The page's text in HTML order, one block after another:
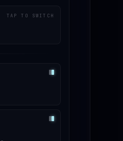
TAP TO SWITCH